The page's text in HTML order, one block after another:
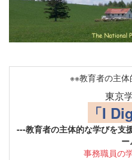
※※教育者の主
東京
「I
---教育者の主体的な学びを支
事務職員の